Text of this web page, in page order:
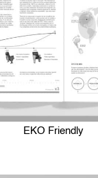
EKO Friendly